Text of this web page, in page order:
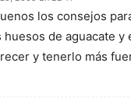
los consejos
de aguacate
y tenerlo más